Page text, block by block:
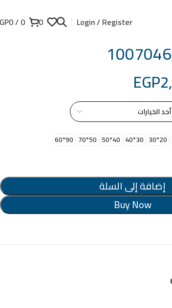
Login / Register
0
0
/
0
EGP
20*30
30*40
40*50
50*70
90*60
إضافة إلى السلة
Buy Now